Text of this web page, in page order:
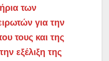
των
για την
τους και της
εξέλιξη της